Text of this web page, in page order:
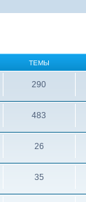
ТЕМЫ
290
483
26
35